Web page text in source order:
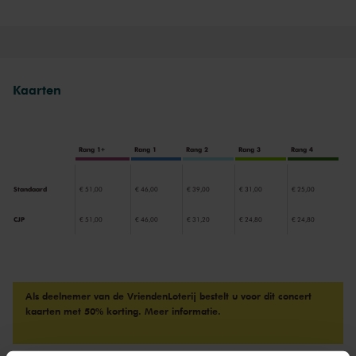
haar vrienden van het Concertgebouw Chamber Orchestra speelt
Kaarten
Rang 1+ Rang 1 Rang 2 Rang 3 Rang 4
Standaard € 51,00 € 46,00 € 39,00 € 31,00 € 25,00
CJP € 51,00 € 46,00 € 31,20 € 24,80 € 24,80
Als deelnemer van de VriendenLoterij bestelt u voor dit concert
kaarten met 50% korting. Meer informatie.